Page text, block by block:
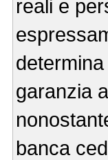
reali e
garanzia
banca